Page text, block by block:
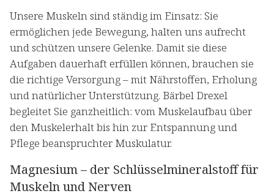
Unsere Muskeln sind ständig im Einsatz: Sie
ermöglichen jede Bewegung, halten uns aufrecht
und schützen unsere Gelenke. Damit sie diese
Aufgaben dauerhaft erfüllen können, brauchen sie
die richtige Versorgung – mit Nährstoffen, Erholung
und natürlicher Unterstützung. Bärbel Drexel
begleitet Sie ganzheitlich: vom Muskelaufbau über
den Muskelerhalt bis hin zur Entspannung und
Pflege beanspruchter Muskulatur.
Magnesium – der Schlüsselmineralstoff für
Muskeln und Nerven